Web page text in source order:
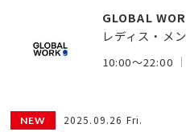
GLOBAL
レディス・メ
10:00～22:00
2025.09.26 Fri.